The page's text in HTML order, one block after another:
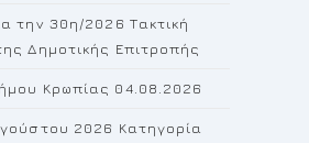
την 30η/2026 Τακτική
Δημοτικής Επιτροπής
Κρωπίας 04.08.2026
2026 Κατηγορία